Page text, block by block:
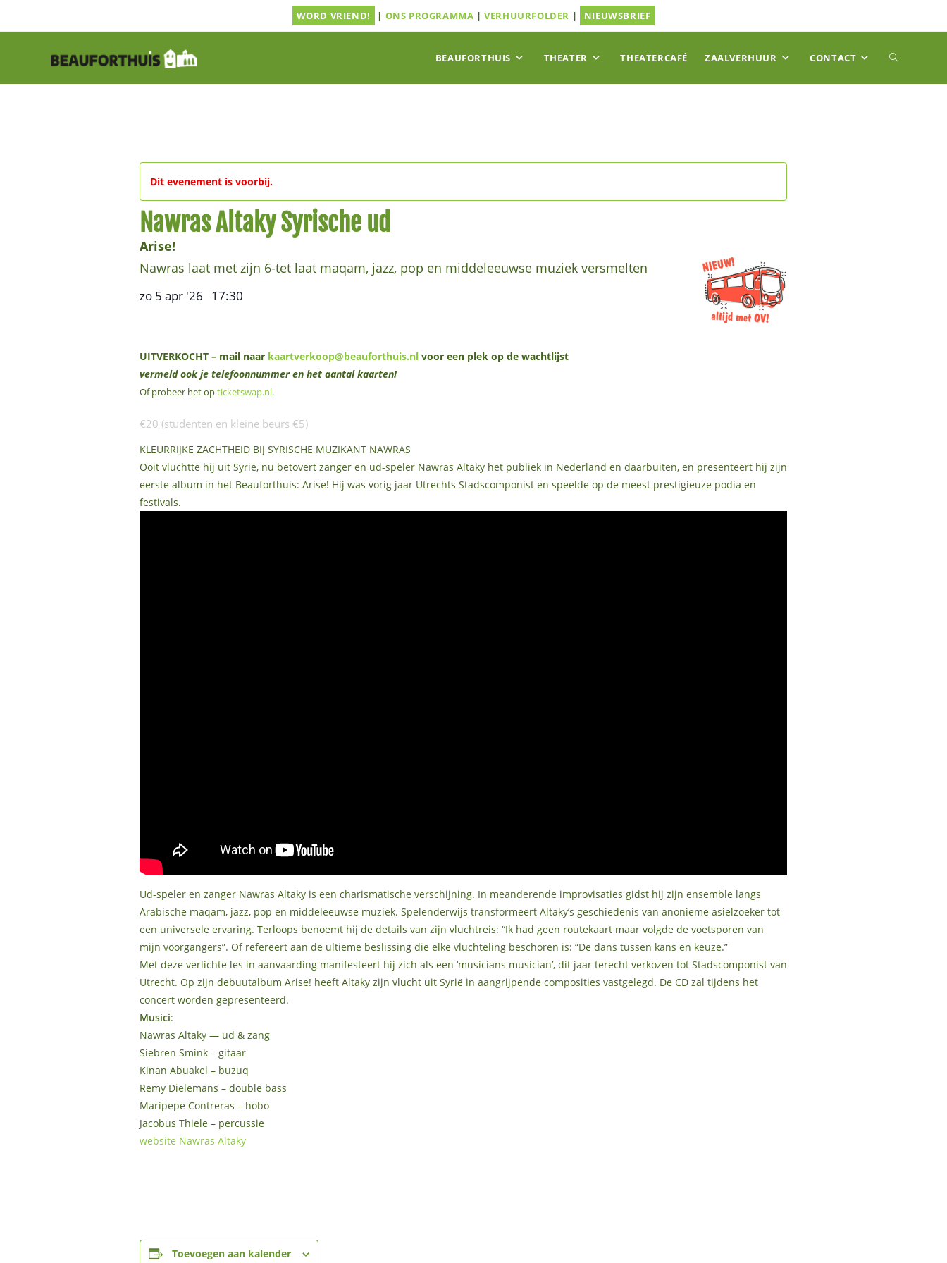
WORD VRIEND! | ONS PROGRAMMA |VERHUURFOLDER | NIEUWSBRIEF
BEAUFORTHUIS THEATER THEATERCAFÉ ZAALVERHUUR CONTACT TOGGLE
Dit evenement is voorbij.
Nawras Altaky Syrische ud
Arise!
Nawras laat met zijn 6-tet laat maqam, jazz, pop en middeleeuwse muziek versmelten
zo 5 apr '26 17:30
UITVERKOCHT – mail naar kaartverkoop@beauforthuis.nlvoor een plek op de wachtlijst
vermeld ook je telefoonnummer en het aantal kaarten!
Of probeer het opticketswap.nl.
€20 (studenten en kleine beurs €5)
KLEURRIJKE ZACHTHEID BIJ SYRISCHE MUZIKANT NAWRAS
Ooit vluchtte hij uit Syrië, nu betovert zanger en ud-speler Nawras Altaky het publiek in Nederland en daarbuiten, en presenteert hij zijn
eerste album in het Beauforthuis: Arise! Hij was vorig jaar Utrechts Stadscomponist en speelde op de meest prestigieuze podia en
festivals.
Ud-speler en zanger Nawras Altaky is een charismatische verschijning. In meanderende improvisaties gidst hij zijn ensemble langs
Arabische maqam, jazz, pop en middeleeuwse muziek. Spelenderwijs transformeert Altaky’s geschiedenis van anonieme asielzoeker tot
een universele ervaring. Terloops benoemt hij de details van zijn vluchtreis: “Ik had geen routekaart maar volgde de voetsporen van
mijn voorgangers”. Of refereert aan de ultieme beslissing die elke vluchteling beschoren is: “De dans tussen kans en keuze.”
Met deze verlichte les in aanvaarding manifesteert hij zich als een ‘musicians musician’, dit jaar terecht verkozen tot Stadscomponist van
Utrecht. Op zijn debuutalbum Arise! heeft Altaky zijn vlucht uit Syrië in aangrijpende composities vastgelegd. De CD zal tijdens het
concert worden gepresenteerd.
Musici:
Nawras Altaky — ud & zang
Siebren Smink – gitaar
Kinan Abuakel – buzuq
Remy Dielemans – double bass
Maripepe Contreras – hobo
Jacobus Thiele – percussie
website Nawras Altaky
Toevoegen aan kalender